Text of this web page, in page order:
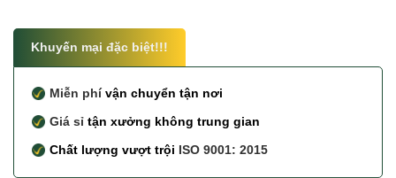
Khuyến mại đặc biệt!!!
Miễn phívận chuyển tận nơi
Giá sỉtận xưởng không trung gian
Chất lượng vượt trội ISO 9001: 2015